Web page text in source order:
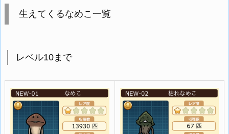
生えてくるなめこ一覧
レベル10まで